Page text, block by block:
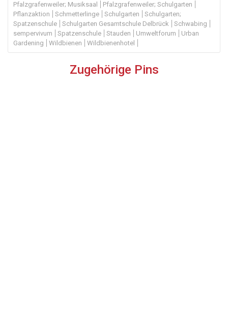
Pfalzgrafenweiler; Musiksaal
Pfalzgrafenweiler; Schulgarten
Pflanzaktion
Schmetterlinge Schulgarten
Schulgarten;
Spatzenschule
Schulgarten Gesamtschule Delbrück
Schwabing
sempervivum
Spatzenschule Stauden Umweltforum
Urban
Gardening
Wildbienen Wildbienenhotel
Zugehörige Pins